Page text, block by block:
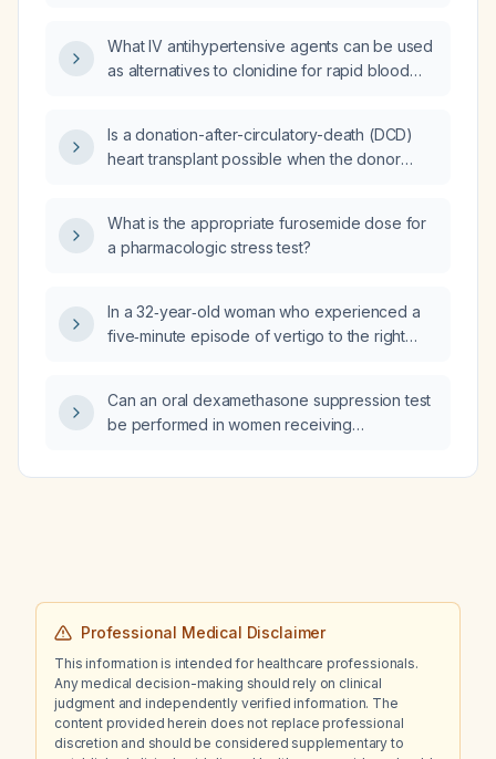
peripheral arterial disease?
What IV antihypertensive agents can be used
as alternatives to clonidine for rapid blood
Is a donation-after-circulatory-death (DCD)
heart transplant possible when the donor
What is the appropriate furosemide dose for
a pharmacologic stress test?
In a 32‑year‑old woman who experienced a
five‑minute episode of vertigo to the right
carbohydrate snack, and who has a history of
hypothyroidism treated with levothyroxine
estrogen‑cyproterone oral contraceptive six
Can an oral dexamethasone suppression test
be performed in women receiving
Professional Medical Disclaimer
This information is intended for healthcare professionals.
Any medical decision-making should rely on clinical
judgment and independently verified information. The
content provided herein does not replace professional
discretion and should be considered supplementary to